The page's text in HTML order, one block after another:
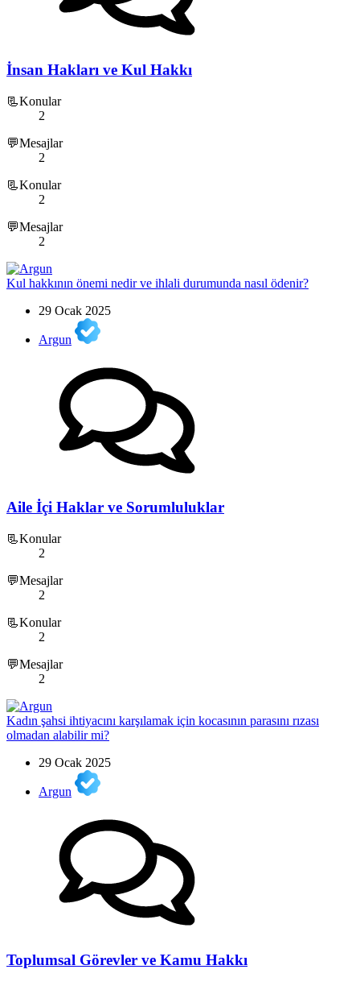
İnsan Hakları ve Kul Hakkı
📃Konular
2
💬Mesajlar
2
📃Konular
2
💬Mesajlar
2
Kul hakkının önemi nedir ve ihlali durumunda nasıl ödenir?
29 Ocak 2025
Argun
Aile İçi Haklar ve Sorumluluklar
📃Konular
2
💬Mesajlar
2
📃Konular
2
💬Mesajlar
2
Kadın şahsi ihtiyacını karşılamak için kocasının parasını rızası
olmadan alabilir mi?
29 Ocak 2025
Argun
Toplumsal Görevler ve Kamu Hakkı